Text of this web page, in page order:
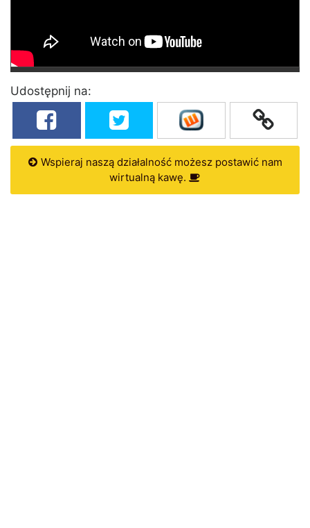
Udostępnij na:
Wspieraj naszą działalność możesz postawić nam
wirtualną kawę.